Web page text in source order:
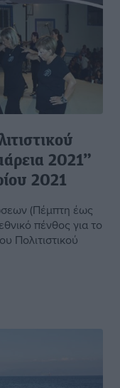
2021”
2021
(Πέμπτη έως
πένθος για το
Πολιτιστικού